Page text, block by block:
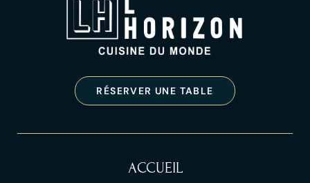
RÉSERVER UNE TABLE
ACCUEIL